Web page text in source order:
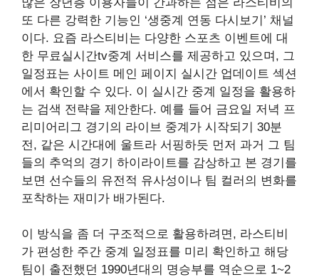
또 다른 강력한 기능인 ‘생중계 연동 다시보기’ 채널
이다. 요즘 라스티비는 다양한 스포츠 이벤트에 대
한 무료실시간tv중계 서비스를 제공하고 있으며, 그
일정표는 사이트 메인 페이지 실시간 업데이트 섹션
에서 확인할 수 있다. 이 실시간 중계 일정을 활용하
는 검색 전략을 제안한다. 예를 들어 금요일 저녁 프
리미어리그 경기의 라이브 중계가 시작되기 30분
전, 같은 시간대에 울트라 서핑하듯 먼저 과거 그 팀
들의 추억의 경기 하이라이트를 감상하고 본 경기를
보면 선수들의 유전적 유사성이나 팀 컬러의 변화를
포착하는 재미가 배가된다.
이 방식을 좀 더 구조적으로 활용하려면, 라스티비
가 편성한 주간 중계 일정표를 미리 확인하고 해당
팀이 출전했던 1990년대의 명승부를 역순으로 1~2